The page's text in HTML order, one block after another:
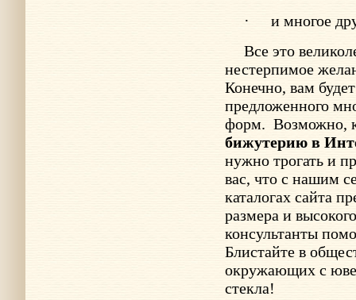
·
и многое
Все это
нестерпимое
Конечно, вам
предложенного
форм. Возможно,
бижутерию в
нужно трогать и
вас, что с нашим
каталогах сайта
размера и
консультанты
Блистайте в
окружающих с
стекла!